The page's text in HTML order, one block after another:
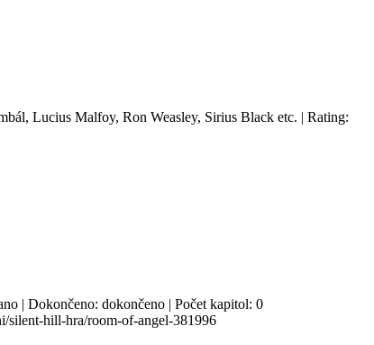
Lucius Malfoy, Ron Weasley, Sirius Black etc. | Rating:
| Dokončeno: dokončeno | Počet kapitol: 0
silent-hill-hra/room-of-angel-381996